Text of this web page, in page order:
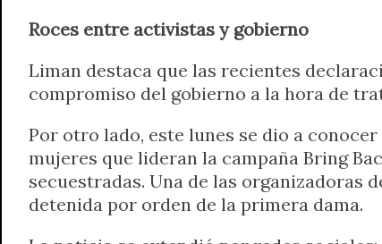
Roces entre activistas y gobierno
Liman destaca que las recientes
compromiso del gobierno a la hora de
Por otro lado, este lunes se dio a
mujeres que lideran la campaña Bring
secuestradas. Una de las organizadoras
detenida por orden de la primera dama.